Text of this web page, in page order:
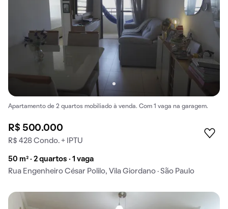
Apartamento de 2 quartos mobiliado à venda. Com 1 vaga na garagem.
R$ 500.000
R$ 428 Condo. + IPTU
50 m² · 2 quartos · 1 vaga
Rua Engenheiro César Polilo, Vila Giordano · São Paulo